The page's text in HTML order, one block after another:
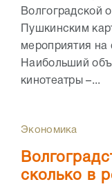
Волгоградской
Пушкинским
мероприятия
Наибольший
кинотеатры –...
Экономика
сколько в